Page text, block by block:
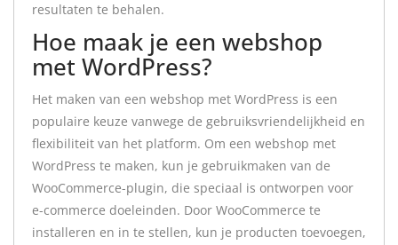
resultaten te behalen.
Hoe maak je een webshop
met WordPress?
Het maken van een webshop met WordPress is een
populaire keuze vanwege de gebruiksvriendelijkheid en
flexibiliteit van het platform. Om een webshop met
WordPress te maken, kun je gebruikmaken van de
WooCommerce-plugin, die speciaal is ontworpen voor
e-commerce doeleinden. Door WooCommerce te
installeren en in te stellen, kun je producten toevoegen,